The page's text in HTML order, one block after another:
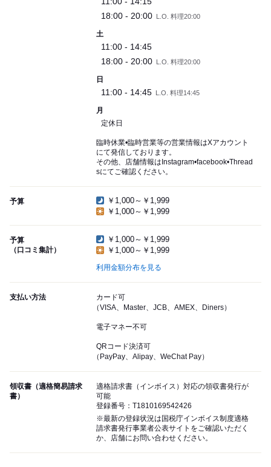
18:00 - 20:00
L.O. 料理20:00
土
11:00 - 14:45
18:00 - 20:00
L.O. 料理20:00
日
11:00 - 14:45 L.O. 料理14:45
月
定休日
臨時休業•臨時営業等の営業情報はXアカウント
にて発信しております。
その他、店舗情報はInstagram•facebook•Thread
sにてご確認ください。
予算
￥1,000～￥1,999
￥1,000～￥1,999
予算
（口コミ集計）
￥1,000～￥1,999
￥1,000～￥1,999
利用金額分布を見る
支払い方法
カード可
（VISA、Master、JCB、AMEX、Diners）
電子マネー不可
QRコード決済可
（PayPay、Alipay、WeChat Pay）
領収書（適格簡易請求
書）
適格請求書（インボイス）対応の領収書発行が
可能
登録番号：T1810169542426
※最新の登録状況は国税庁インボイス制度適格
請求書発行事業者公表サイトをご確認いただく
か、店舗にお問い合わせください。